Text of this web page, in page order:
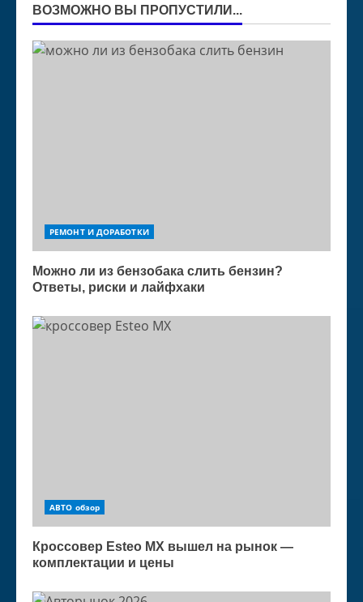
ВОЗМОЖНО ВЫ ПРОПУСТИЛИ...
РЕМОНТ И ДОРАБОТКИ
Можно ли из бензобака слить бензин?
Ответы, риски и лайфхаки
АВТО обзор
Кроссовер Esteo MX вышел на рынок —
комплектации и цены